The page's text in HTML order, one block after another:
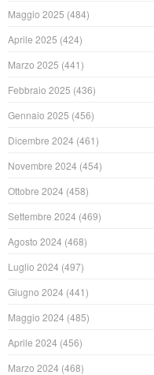
Maggio 2025 (484)
Aprile 2025 (424)
Marzo 2025 (441)
Febbraio 2025 (436)
Gennaio 2025 (456)
Dicembre 2024 (461)
Novembre 2024 (454)
Ottobre 2024 (458)
Settembre 2024 (469)
Agosto 2024 (468)
Luglio 2024 (497)
Giugno 2024 (441)
Maggio 2024 (485)
Aprile 2024 (456)
Marzo 2024 (468)